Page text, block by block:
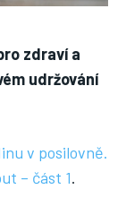
zdraví a
udržování
v posilovně.
– část 1.